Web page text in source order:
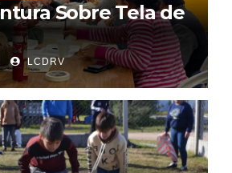
Sobre Tela de
LCDRV